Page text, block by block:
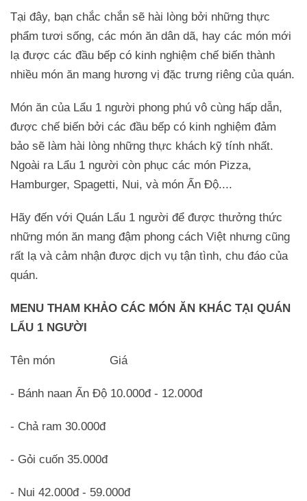
Tại đây, bạn chắc chắn sẽ hài lòng bởi những thực
phẩm tươi sống, các món ăn dân dã, hay các món mới
lạ được các đầu bếp có kinh nghiệm chế biến thành
nhiều món ăn mang hương vị đặc trưng riêng của quán.
Món ăn của Lẩu 1 người phong phú vô cùng hấp dẫn,
được chế biến bởi các đầu bếp có kinh nghiệm đảm
bảo sẽ làm hài lòng những thực khách kỹ tính nhất.
Ngoài ra Lẩu 1 người còn phục các món Pizza,
Hamburger, Spagetti, Nui, và món Ấn Độ....
Hãy đến với Quán Lẩu 1 người để được thưởng thức
những món ăn mang đậm phong cách Việt nhưng cũng
rất lạ và cảm nhận được dịch vụ tận tình, chu đáo của
quán.
MENU THAM KHẢO CÁC MÓN ĂN KHÁC TẠI QUÁN
LẨU 1 NGƯỜI
Tên món Giá
- Bánh naan Ấn Độ 10.000đ - 12.000đ
- Chả ram 30.000đ
- Gỏi cuốn 35.000đ
- Nui 42.000đ - 59.000đ